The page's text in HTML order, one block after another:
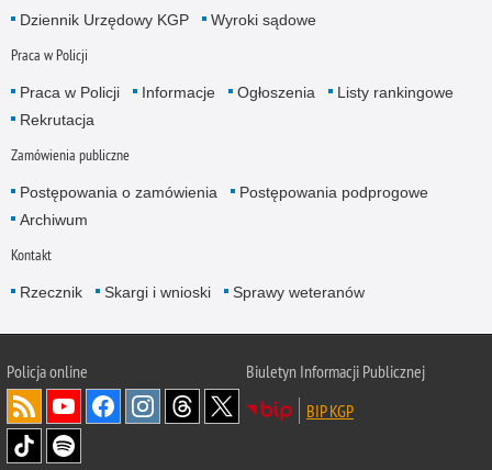
Dziennik Urzędowy KGP Wyroki sądowe
Praca w Policji
Praca w Policji Informacje Ogłoszenia
Listy rankingowe
Rekrutacja
Zamówienia publiczne
Postępowania o zamówienia
Postępowania podprogowe
Archiwum
Kontakt
Rzecznik Skargi i wnioski Sprawy weteranów
Policjaonline
Biuletyn Informacji Publicznej
BIP KGP